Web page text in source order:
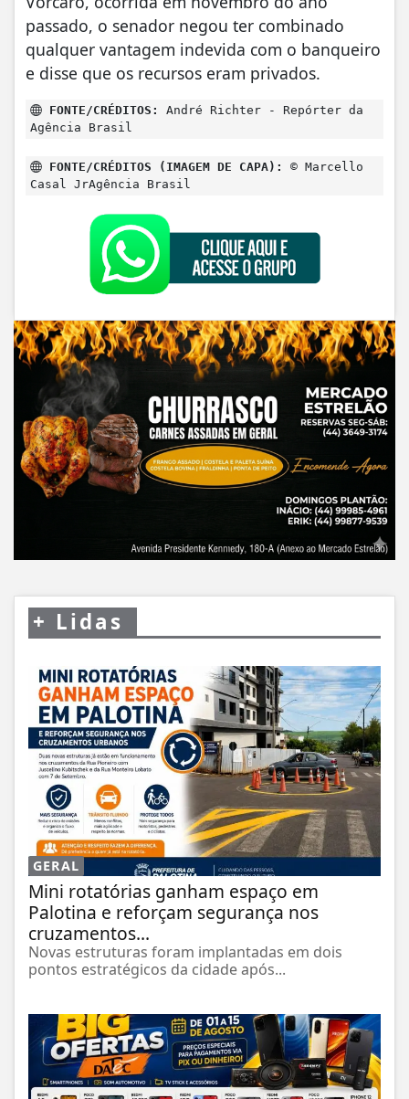
passado, o senador negou ter combinado
qualquer vantagem indevida com o banqueiro
e disse que os recursos eram privados.
FONTE/CRÉDITOS:
André Richter - Repórter da
Agência Brasil
FONTE/CRÉDITOS (IMAGEM DE CAPA):
© Marcello
Casal JrAgência Brasil
+ Lidas
GERAL
Mini rotatórias ganham espaço em
Palotina e reforçam segurança nos
cruzamentos...
Novas estruturas foram implantadas em dois
pontos estratégicos da cidade após...